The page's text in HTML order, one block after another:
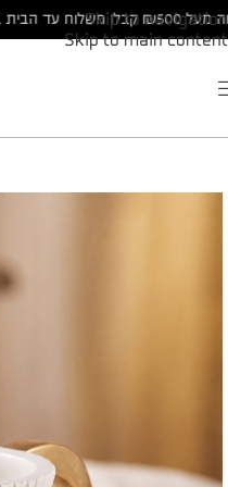
Skip to navigation
Skip to main content
ברכישה מעל ₪500 קבלו משלוח עד הבית ב₪19